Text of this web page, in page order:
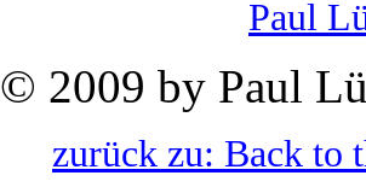
Paul
© 2009 by Paul
zurück zu: Back to